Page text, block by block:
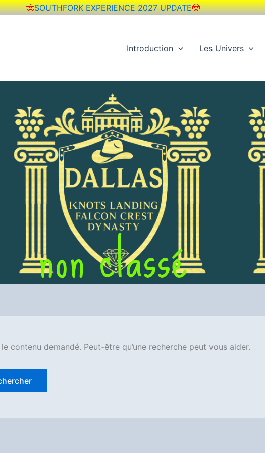
🤠SOUTHFORK EXPERIENCE 2027 UPDATE🤠
Introduction
Les Univers
non classé
contenu demandé. Peut-être qu’une recherche peut vous aider.